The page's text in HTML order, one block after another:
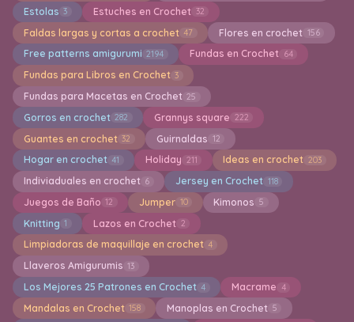
Estolas 3 Estuches en Crochet 32
Faldas largas y cortas a crochet 47 Flores en crochet 156
Free patterns amigurumi 2194 Fundas en Crochet 64
Fundas para Libros en Crochet 3
Fundas para Macetas en Crochet 25
Gorros en crochet 282 Grannys square 222
Guantes en crochet 32 Guirnaldas 12
Hogar en crochet 41 Holiday 211 Ideas en crochet 203
Indiviaduales en crochet 6 Jersey en Crochet 118
Juegos de Baño 12 Jumper 10 Kimonos 5
Knitting 1 Lazos en Crochet 2
Limpiadoras de maquillaje en crochet 4
Llaveros Amigurumis 13
Los Mejores 25 Patrones en Crochet 4 Macrame 4
Mandalas en Crochet 158 Manoplas en Crochet 5